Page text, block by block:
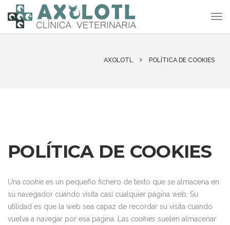
AXOLOTL POLÍTICA DE COOKIES
POLÍTICA DE COOKIES
Una cookie es un pequeño fichero de texto que se almacena en
su navegador cuando visita casi cualquier página web. Su
utilidad es que la web sea capaz de recordar su visita cuando
vuelva a navegar por esa página. Las cookies suelen almacenar